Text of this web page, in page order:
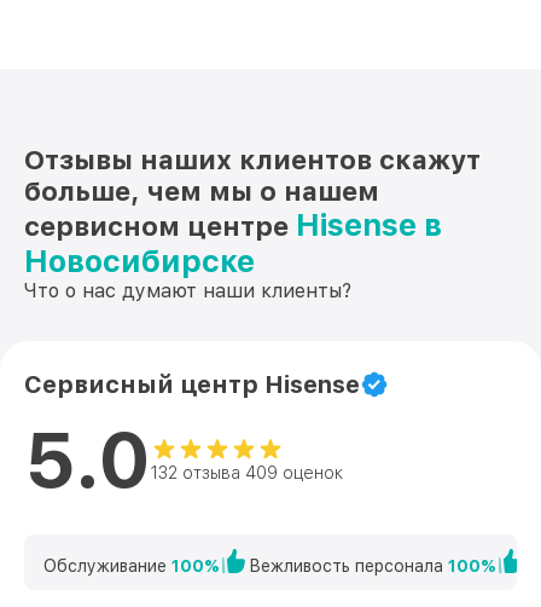
Отзывы наших клиентов скажут
больше, чем мы о нашем
сервисном центре Hisense в
Новосибирске
Что о нас думают наши клиенты?
Сервисный центр Hisense
5.0 132 отзыва 409 оценок
Обслуживание 100% Вежливость персонала 100%